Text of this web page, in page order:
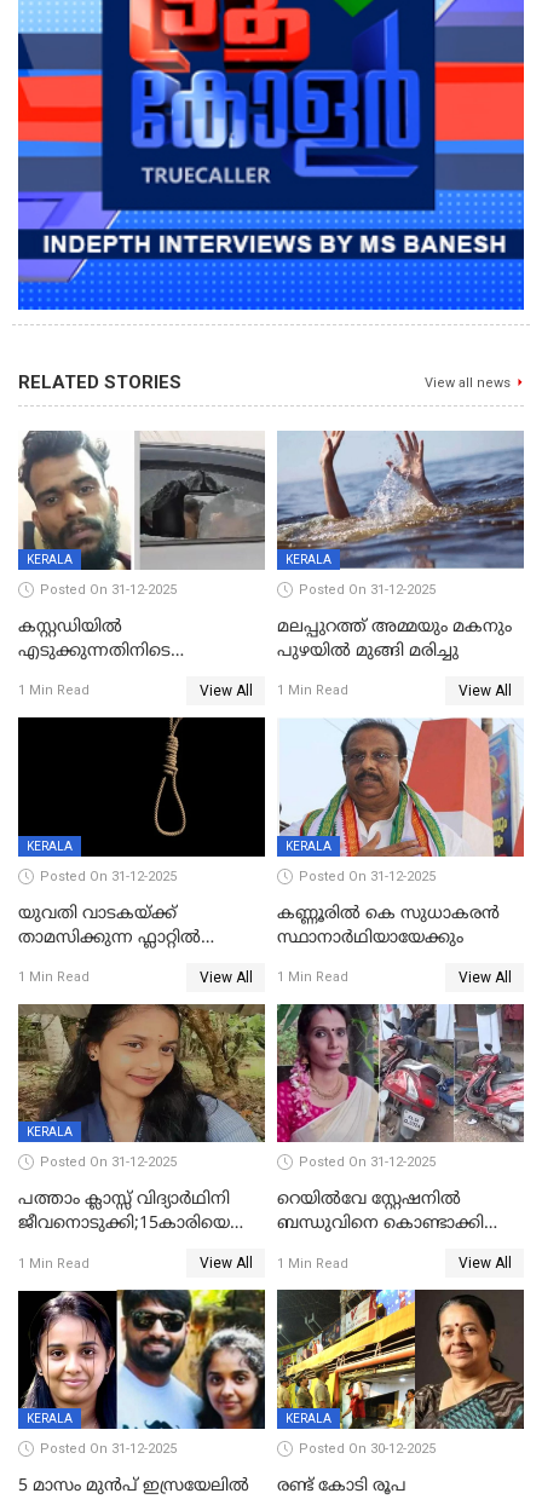
RELATED STORIES View all news
KERALA
Posted On 31-12-2025
കസ്റ്റഡിയിൽ
എടുക്കുന്നതിനിടെ
വധശ്രമക്കേസ് പ്രതി പിടിയിൽ
1 Min Read View All
KERALA
Posted On 31-12-2025
മലപ്പുറത്ത് അമ്മയും മകനും
പുഴയിൽ മുങ്ങി മരിച്ചു
1 Min Read View All
KERALA
Posted On 31-12-2025
യുവതി വാടകയ്ക്ക്
താമസിക്കുന്ന ഫ്ലാറ്റില്‍
സംഭവം കൈതപ്പൊയിലില്‍
1 Min Read View All
KERALA
Posted On 31-12-2025
കണ്ണൂരിൽ കെ സുധാകരൻ
സ്ഥാനാർഥിയായേക്കും
1 Min Read View All
KERALA
Posted On 31-12-2025
പത്താം ക്ലാസ്സ് വിദ്യാര്‍ഥിനി
ജീവനൊടുക്കി;15കാരിയെ
കിടപ്പുമുറിയില്‍ തൂങ്ങി മരിച്ച
നിലയിൽ
1 Min Read View All
Posted On 31-12-2025
റെയിൽവേ സ്റ്റേഷനിൽ
ബന്ധുവിനെ കൊണ്ടാക്കി
ലോറി സ്കൂട്ടറിൽ ഇടിച്ചു :
യുവതിക്ക് ദാരുണാന്ത്യം
1 Min Read View All
KERALA
Posted On 31-12-2025
5 മാസം മുൻപ് ഇസ്രയേലിൽ
KERALA
Posted On 30-12-2025
രണ്ട് കോടി രൂപ